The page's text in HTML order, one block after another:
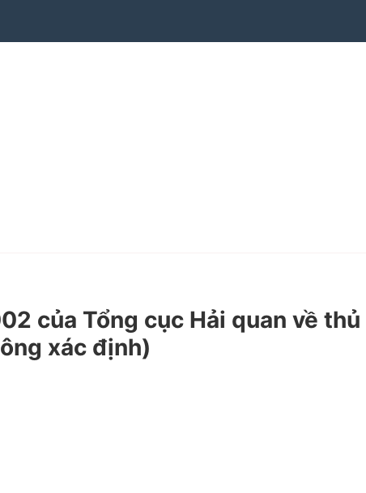
của Tổng cục Hải quan về thủ
xác định)